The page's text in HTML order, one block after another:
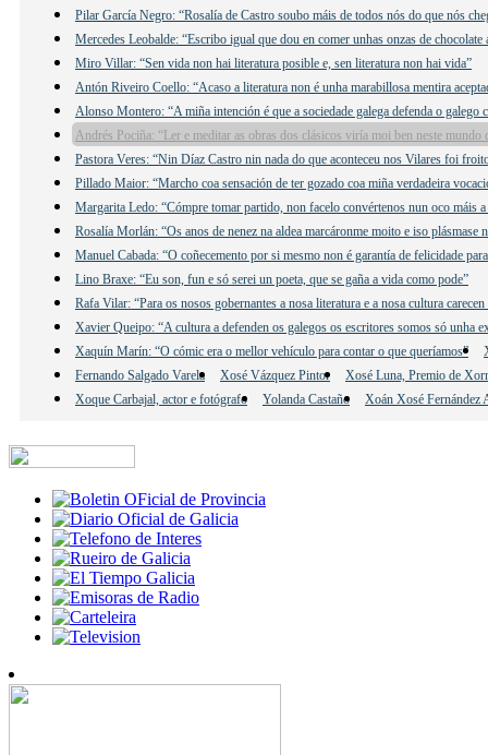
Pilar García Negro: “Rosalía de Castro soubo máis de todos nós do que nós
Mercedes Leobalde: “Escribo igual que dou en comer unhas onzas de chocolate
Miro Villar: “Sen vida non hai literatura posible e, sen literatura non hai vida”
Antón Riveiro Coello: “Acaso a literatura non é unha marabillosa mentira
Alonso Montero: “A miña intención é que a sociedade galega defenda o galego
Andrés Pociña: “Ler e meditar as obras dos clásicos viría moi ben neste mundo
Pastora Veres: “Nin Díaz Castro nin nada do que aconteceu nos Vilares foi
Pillado Maior: “Marcho coa sensación de ter gozado coa miña verdadeira
Margarita Ledo: “Cómpre tomar partido, non facelo convértenos nun oco máis a
Rosalía Morlán: “Os anos de nenez na aldea marcáronme moito e iso plásmase
Manuel Cabada: “O coñecemento por si mesmo non é garantía de felicidade
Lino Braxe: “Eu son, fun e só serei un poeta, que se gaña a vida como pode”
Rafa Vilar: “Para os nosos gobernantes a nosa literatura e a nosa cultura
Xavier Queipo: “A cultura a defenden os galegos os escritores somos só unha
Xaquín Marín: “O cómic era o mellor vehículo para contar o que queríamos”
Fernando Salgado Varela
Xosé Vázquez Pintor
Xosé Luna, Premio de
Xoque Carbajal, actor e fotógrafo
Yolanda Castaño Xoán Xosé Fernández